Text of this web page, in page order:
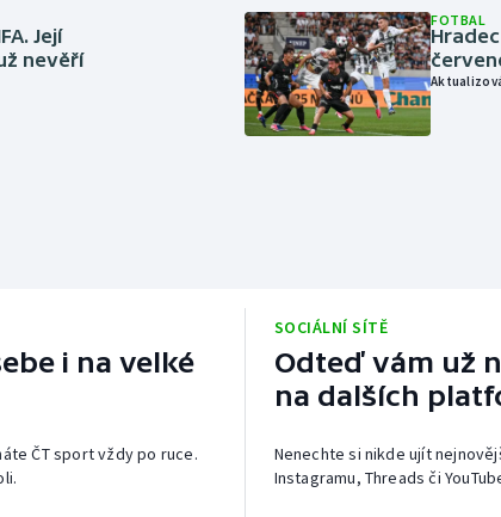
Její
nevěří
FOTBAL
i na velké
ČT sport vždy po ruce.
SOCIÁLNÍ SÍTĚ
Odteď vám už
na dalších
Nenechte si nikde ujít
Instagramu, Threads či